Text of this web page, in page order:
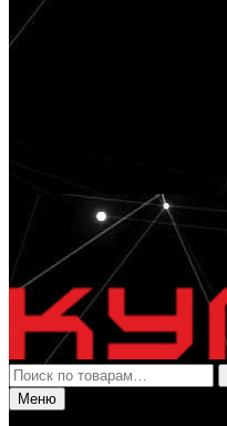
Искать:
Меню